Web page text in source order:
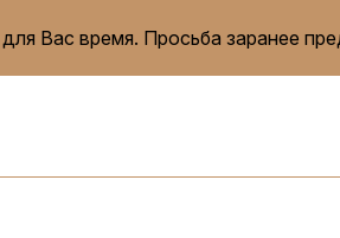
Вас время. Просьба заранее